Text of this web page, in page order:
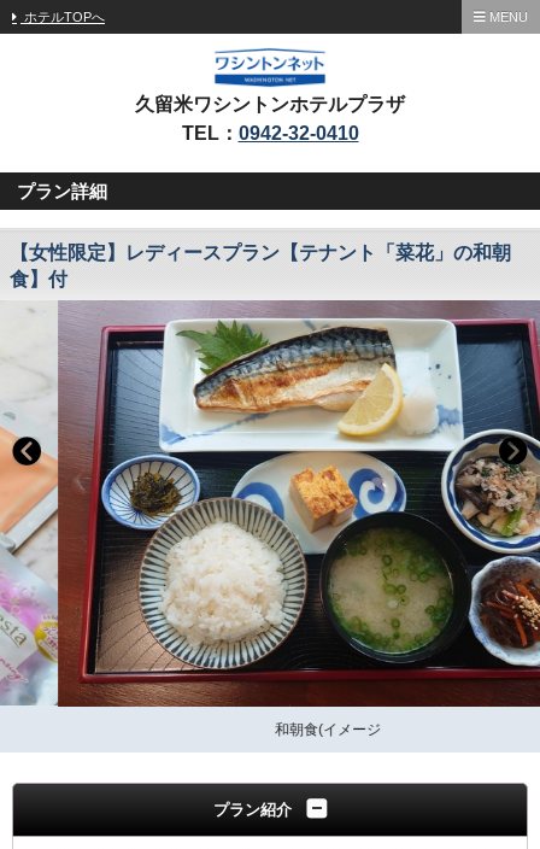
ホテルTOPへ MENU
久留米ワシントンホテルプラザ
TEL： 0942-32-0410
プラン詳細
【女性限定】レディースプラン【テナント「菜花」の和朝
食】付
和朝食(イメージ
プラン紹介